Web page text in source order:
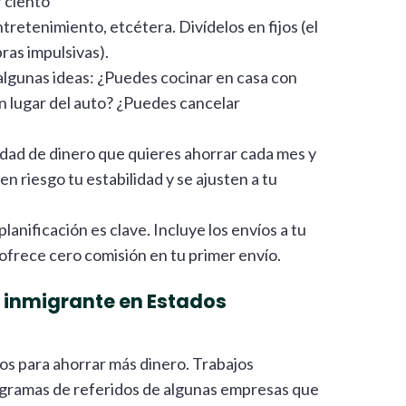
etcétera. Divídelos en fijos (el
impulsivas).
ideas: ¿Puedes cocinar en casa con
del auto? ¿Puedes cancelar
de dinero que quieres ahorrar cada mes y
riesgo tu estabilidad y se ajusten a tu
es clave. Incluye los envíos a tu
cero comisión en tu primer envío.
en Estados
para ahorrar más dinero. Trabajos
de referidos de algunas empresas que